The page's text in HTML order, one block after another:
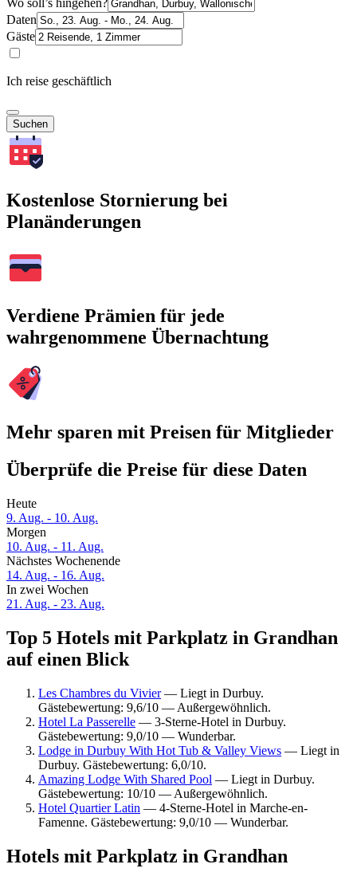
Daten
Gäste
Ich reise geschäftlich
Suchen
Kostenlose Stornierung bei
Planänderungen
Verdiene Prämien für jede
wahrgenommene Übernachtung
Mehr sparen mit Preisen für Mitglieder
Überprüfe die Preise für diese Daten
Heute
9. Aug. - 10. Aug.
Morgen
10. Aug. - 11. Aug.
Nächstes Wochenende
14. Aug. - 16. Aug.
In zwei Wochen
21. Aug. - 23. Aug.
Top 5 Hotels mit Parkplatz in Grandhan
auf einen Blick
Les Chambres du Vivier— Liegt in Durbuy.
Gästebewertung: 9,6/10 — Außergewöhnlich.
Hotel La Passerelle — 3-Sterne-Hotel in Durbuy.
Gästebewertung: 9,0/10 — Wunderbar.
Lodge in Durbuy With Hot Tub & Valley Views — Liegt in
Durbuy. Gästebewertung: 6,0/10.
Amazing Lodge With Shared Pool — Liegt in Durbuy.
Gästebewertung: 10/10 — Außergewöhnlich.
Hotel Quartier Latin — 4-Sterne-Hotel in Marche-en-
Famenne. Gästebewertung: 9,0/10 — Wunderbar.
Hotels mit Parkplatz in Grandhan